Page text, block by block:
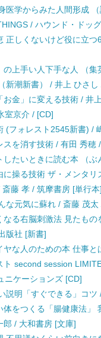
医学からみた人間形成
/ ハウンド・ドッ
正しくないけど役に立
の上手い人下手な人 （
新潮新書） / 井上 ひさ
お金」に変える技術 / 井
室京介 / [CD]
(フォレスト2545新書) /
スを消す技術 / 有田 秀
したいときに読む本 （
に操る技術 ザ・メンタ
藤 孝 / 筑摩書房 [単行本]
な元気に蘇れ / 斎藤 茂
なる右脳刺激法 見たも
版社 [新書]
ヤな人のための本 仕事
ト second session
ニケーションズ [CD]
説明「すぐできる」コ
体をつくる「腸健康法」
郎 / 大和書房 [文庫]